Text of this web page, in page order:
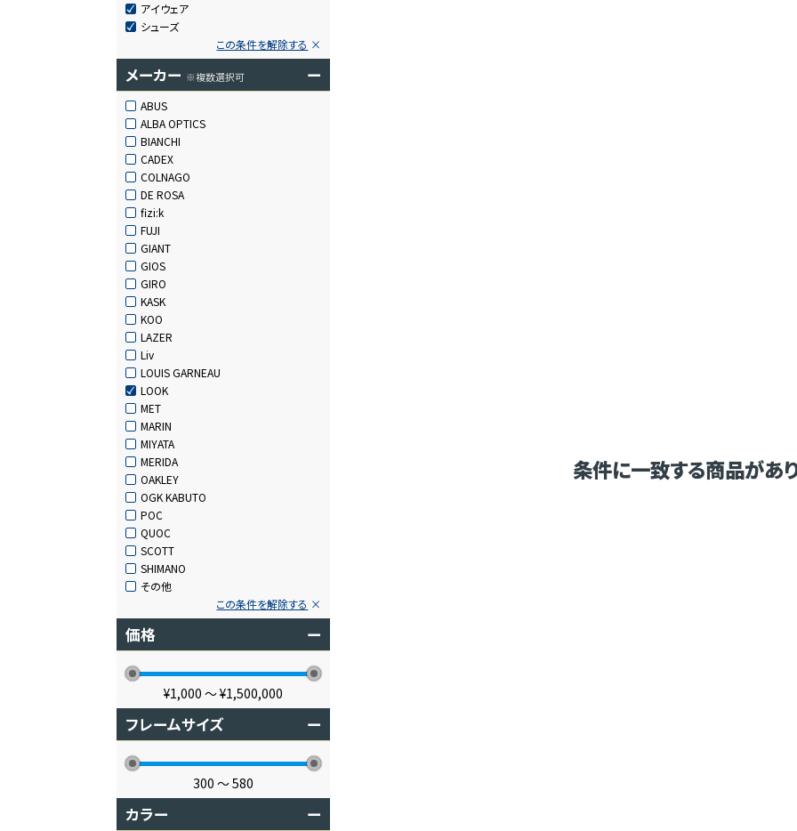
アイウェア
シューズ
この条件を解除する
メーカー ※複数選択可 ー
ABUS
ALBA OPTICS
BIANCHI
CADEX
COLNAGO
DE ROSA
fizi:k
FUJI
GIANT
GIOS
GIRO
KASK
KOO
LAZER
Liv
LOUIS GARNEAU
LOOK
MET
MARIN
MIYATA
MERIDA
OAKLEY
OGK KABUTO
POC
QUOC
SCOTT
SHIMANO
その他
この条件を解除する
価格 ー
¥1,000 〜¥1,500,000
フレームサイズ ー
300 〜580
カラー ー
条件に一致する商品があ